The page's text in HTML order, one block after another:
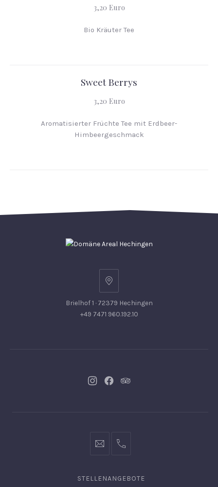
3,20 Euro
Bio Kräuter Tee
Sweet Berrys
3,20 Euro
Aromatisierter Früchte Tee mit Erdbeer-
Himbeergeschmack
Brielhof 1 · 72379 Hechingen
+49 7471 960.192.10
NeuesNeuesNeues
info@hofgut-0049747196019210
STELLENANGEBOTE